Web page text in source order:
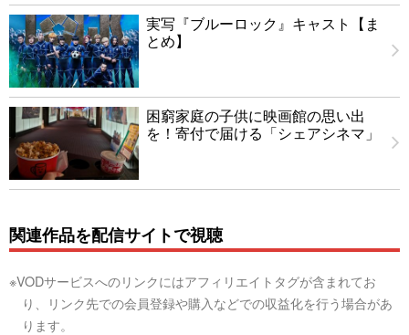
実写『ブルーロック』キャスト【ま
とめ】
困窮家庭の子供に映画館の思い出
を！寄付で届ける「シェアシネマ」
関連作品を配信サイトで視聴
※VODサービスへのリンクにはアフィリエイトタグが含まれてお
り、リンク先での会員登録や購入などでの収益化を行う場合があ
ります。